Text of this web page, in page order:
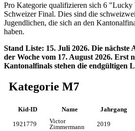
Pro Kategorie qualifizieren sich 6 "Lucky
Schweizer Final. Dies sind die
Jugendlichen, die sich an den
haben.
Stand Liste: 15. Juli 2026. Die nächste
der Woche vom 17. August 2026. Erst
Kantonalfinals stehen die endgültigen
Kategorie M7
Kid-ID Name Jahrgang
1921779
Victor
Zimmermann
2019